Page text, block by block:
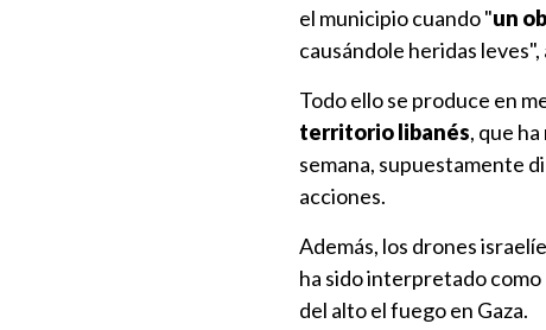
el municipio cuando "un
causándole heridas
Todo ello se produce en
territorio libanés, que
semana, supuestamente
acciones.
Además, los drones
ha sido interpretado
del alto el fuego en Gaza.